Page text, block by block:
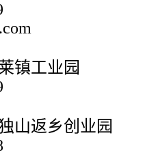
镇工业园
山返乡创业园